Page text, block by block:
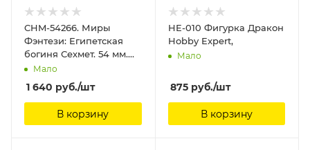
CHM-54266. Миры
Фэнтези: Египетская
богиня Сехмет. 54 мм.
Материал - смола.
Chronos Miniatures, 54
мм
Мало
1 640 руб./шт
В корзину
HE-010 Фигурка Дракон
Hobby Expert,
Мало
875руб./шт
В корзину